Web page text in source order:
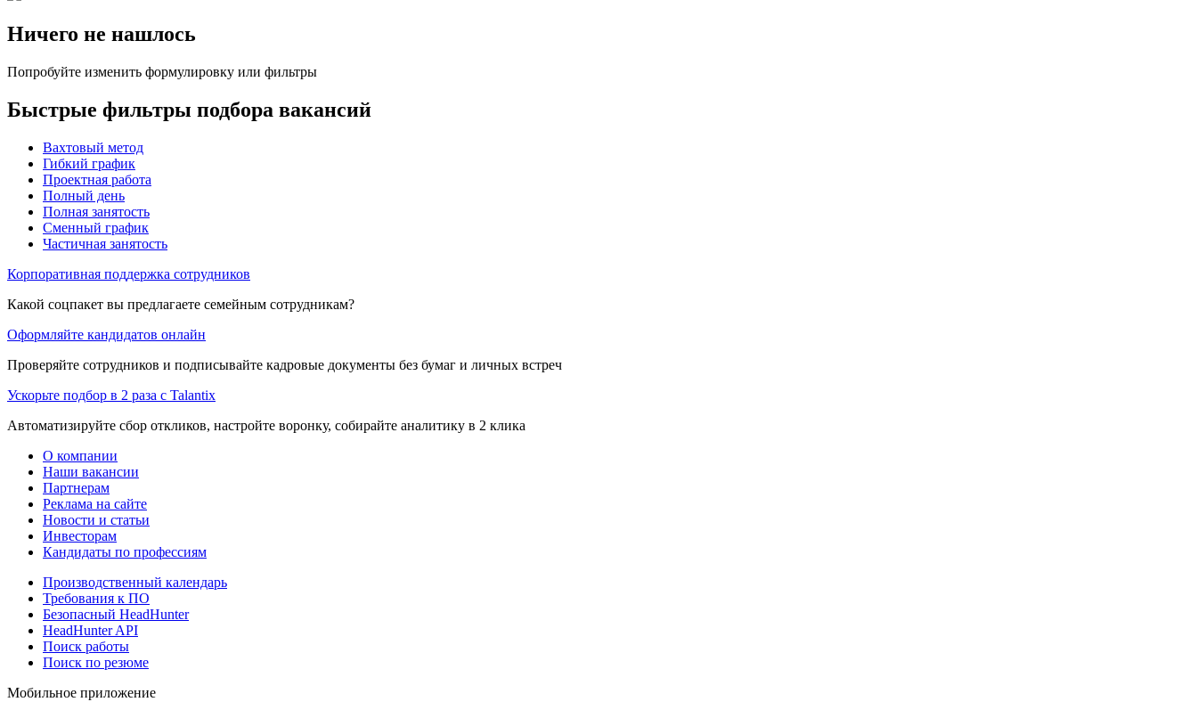
Ничего не нашлось
Попробуйте изменить формулировку или фильтры
Быстрые фильтры подбора вакансий
Вахтовый метод
Гибкий график
Проектная работа
Полный день
Полная занятость
Сменный график
Частичная занятость
Корпоративная поддержка сотрудников
Какой соцпакет вы предлагаете семейным сотрудникам?
Оформляйте кандидатов онлайн
Проверяйте сотрудников и подписывайте кадровые документы без бумаг и личных встреч
Ускорьте подбор в 2 раза с Talantix
Автоматизируйте сбор откликов, настройте воронку, собирайте аналитику в 2 клика
О компании
Наши вакансии
Партнерам
Реклама на сайте
Новости и статьи
Инвесторам
Кандидаты по профессиям
Производственный календарь
Требования к ПО
Безопасный HeadHunter
HeadHunter API
Поиск работы
Поиск по резюме
Мобильное приложение